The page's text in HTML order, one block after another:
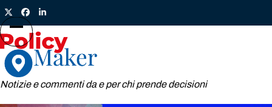
Skip
to
content
TwitterFacebook
LinkedIn
Notizie e commenti da e per chi prende decisioni
Open
mobile
menu
Close
mobile
menu